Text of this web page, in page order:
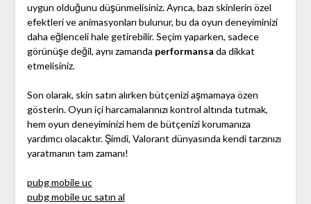
uygun olduğunu düşünmelisiniz. Ayrıca, bazı skinlerin özel
efektleri ve animasyonları bulunur, bu da oyun deneyiminizi
daha eğlenceli hale getirebilir. Seçim yaparken, sadece
görünüşe değil, aynı zamanda performansa da dikkat
etmelisiniz.
Son olarak, skin satın alırken bütçenizi aşmamaya özen
gösterin. Oyun içi harcamalarınızı kontrol altında tutmak,
hem oyun deneyiminizi hem de bütçenizi korumanıza
yardımcı olacaktır. Şimdi, Valorant dünyasında kendi tarzınızı
yaratmanın tam zamanı!
pubg mobile uc
pubg mobile uc satın al